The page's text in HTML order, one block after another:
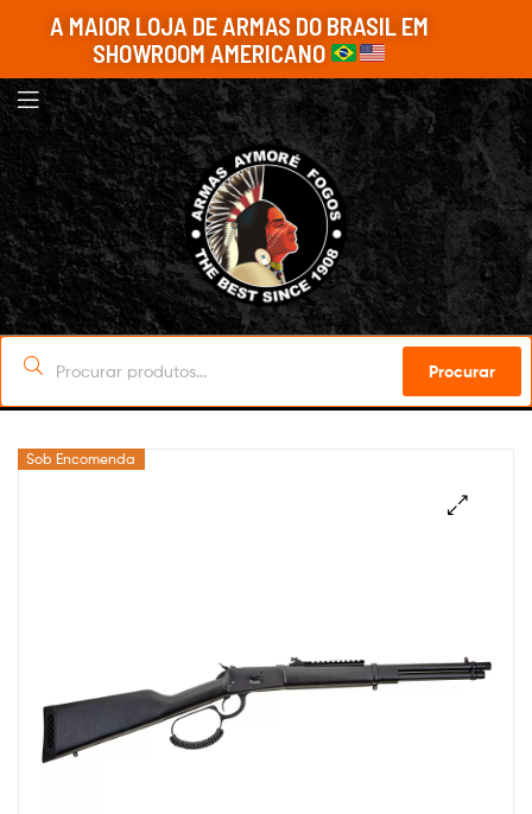
A MAIOR LOJA DE ARMAS DO BRASIL EM
SHOWROOM AMERICANO
Procurar
Sob Encomenda